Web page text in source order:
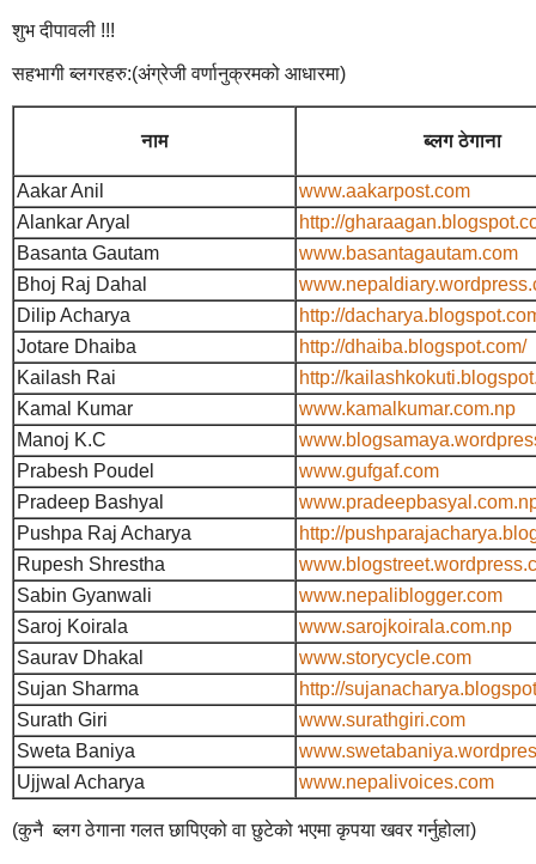
शुभ दीपावली !!!
सहभागी ब्लगरहरु:(अंग्रेजी वर्णानुक्रमको आधारमा)
नाम ब्लग ठेगाना
Aakar Anil
www.aakarpost.com
Alankar Aryal
http://
Basanta Gautam
www.basantagautam.com
Bhoj Raj Dahal
Dilip Acharya
http://
Jotare Dhaiba
http://dhaiba.blogspot.com/
Kailash Rai
http://
Kamal Kumar
www.kamalkumar.com.np
Manoj K.C
Prabesh Poudel
www.gufgaf.com
Pradeep Bashyal
Pushpa Raj Acharya
http://
Rupesh Shrestha
Sabin Gyanwali
www.nepaliblogger.com
Saroj Koirala
www.sarojkoirala.com.np
Saurav Dhakal
www.storycycle.com
Sujan Sharma
http://
Surath Giri
www.surathgiri.com
Sweta Baniya
Ujjwal Acharya
www.nepalivoices.com
(कुनै ब्लग ठेगाना गलत छापिएको वा छुटेको भएमा कृपया खवर गर्नुहोला)